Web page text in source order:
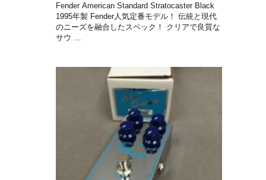
Fender American Standard Stratocaster Black
1995年製 Fender人気定番モデル！ 伝統と現代
のニーズを融合したスペック！ クリアで良質な
サウ …